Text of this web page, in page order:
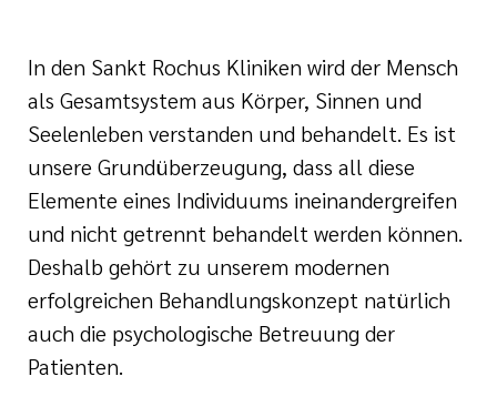
und
Therapie
In den Sankt Rochus Kliniken wird der Mensch
als Gesamtsystem aus Körper, Sinnen und
Seelenleben verstanden und behandelt. Es ist
unsere Grundüberzeugung, dass all diese
Elemente eines Individuums ineinandergreifen
und nicht getrennt behandelt werden können.
Deshalb gehört zu unserem modernen
erfolgreichen Behandlungskonzept natürlich
auch die psychologische Betreuung der
Patienten.